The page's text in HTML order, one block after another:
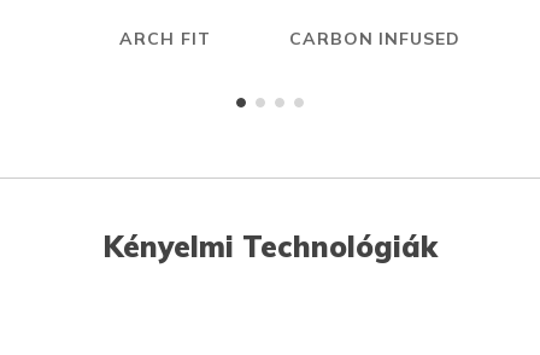
ARCH FIT CARBON INFUSED
Kényelmi Technológiák